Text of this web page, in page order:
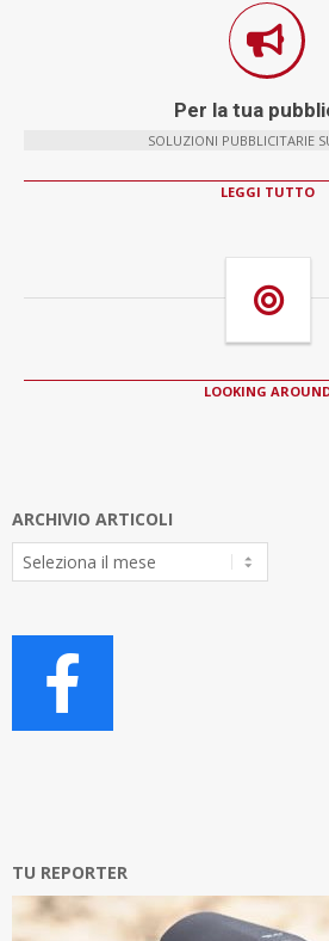
Per la tua
SOLUZIONI PUBBLICITARIE
LEGGI TUTTO
LOOKING
ARCHIVIO ARTICOLI
Archivio
Articoli
TU REPORTER